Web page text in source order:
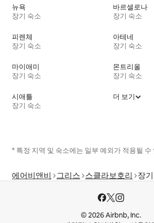
뉴욕
장기 숙소
바르셀로나
장기 숙소
피렌체
장기 숙소
아테네
장기 숙소
마이애미
장기 숙소
몬트리올
장기 숙소
시애틀
장기 숙소
더 보기
* 특정 지역 및 숙소에는 일부 예외가 적용될 수
에어비앤비 그리스 스클라보호리 장
© 2026 Airbnb, Inc.